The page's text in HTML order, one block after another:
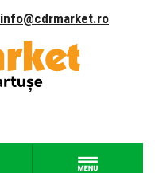
info@cdrmarket.ro